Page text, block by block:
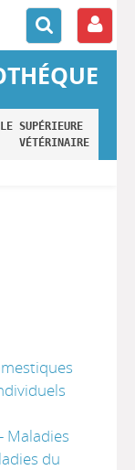
SUPÉRIEURE
VÉTÉRINAIRE
Maladies
du